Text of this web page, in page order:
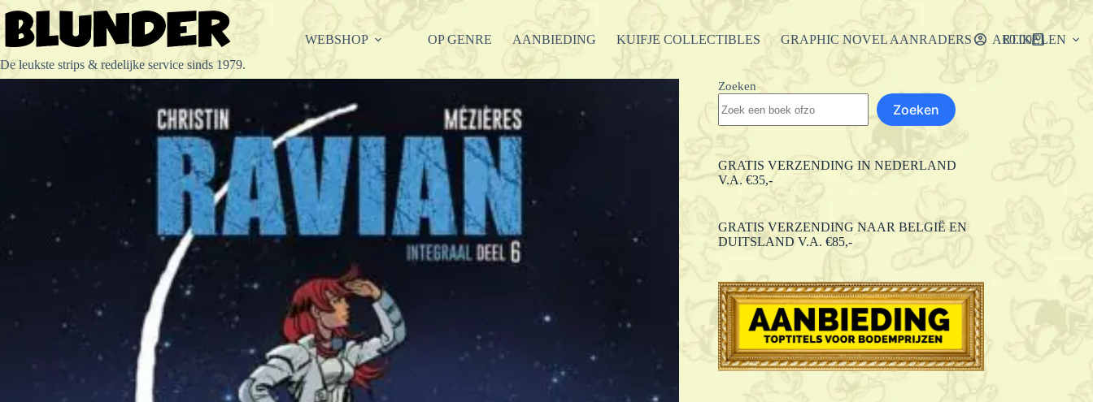
Ga
naar
inhoud
De leukste strips & redelijke service sinds 1979.
WEBSHOP OP GENRE AANBIEDING KUIFJE COLLECTIBLES GRAPHIC NOVEL AANRADERS ARTIKELEN
Winkelwagen
€0.00
Zoeken
Zoeken
GRATIS VERZENDING IN NEDERLAND
V.A. €35,-
GRATIS VERZENDING NAAR BELGIË EN
DUITSLAND V.A. €85,-